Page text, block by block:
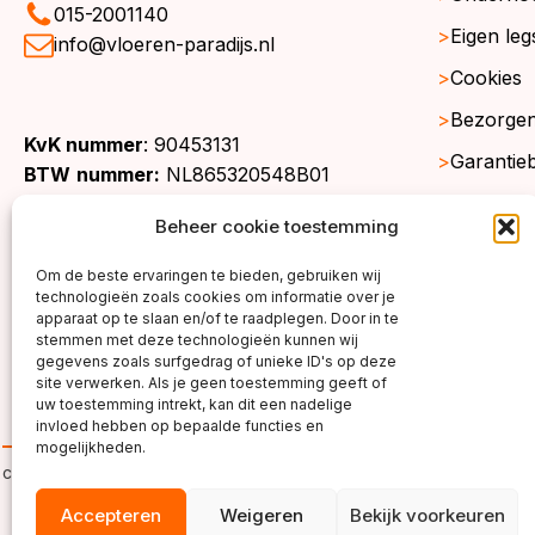
Beheer cookie toestemming
Om de beste ervaringen te bieden, gebruiken wij
technologieën zoals cookies om informatie over je
apparaat op te slaan en/of te raadplegen. Door in te
stemmen met deze technologieën kunnen wij
gegevens zoals surfgedrag of unieke ID's op deze
site verwerken. Als je geen toestemming geeft of
uw toestemming intrekt, kan dit een nadelige
invloed hebben op bepaalde functies en
mogelijkheden.
Accepteren Weigeren Bekijk voorkeuren
015-2001140
info@vloeren-paradijs.nl
KvK nummer: 90453131
BTW nummer: NL865320548B01
Eigen
Cookies
Gratis
copyright ©2026